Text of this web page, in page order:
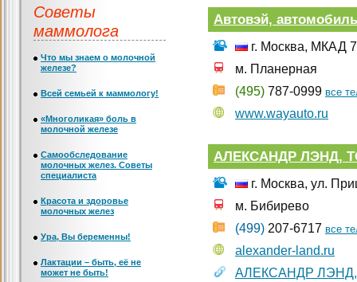
Автовэй,
г. Москва, МКАД
м. Планерная
(495) 787-0999 все
www.wayauto.ru
АЛЕКСАНДР ЛЭНД,
г. Москва, ул.
м. Бибирево
(499) 207-6717 все
alexander-land.ru
АЛЕКСАНДР
Советы
маммолога
Что мы знаем о молочной
железе?
Всей семьей к маммологу!
«Многоликая» боль в
молочной железе
Самообследование
молочных желез. Советы
специалиста
Красота и здоровье
молочных желез
Ура, Вы беременны!
Лактации – быть, её не
может не быть!